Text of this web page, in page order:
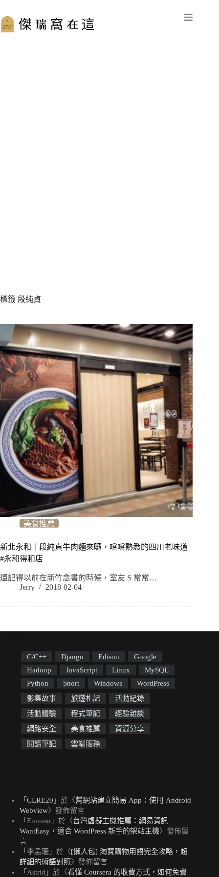
至
主
標籤 段純貞
美食推薦
新北永和｜段純貞牛肉麵來囉，嚐嚐熟悉的四川老味道
#永和得和店
還記得以前在新竹念書的時候，室友 S 常常…
Jerry
2018-02-04
C/C++ Django Edison
Google
Hadoop
JavaScript Linux
MySQL
Python
Snort Windows
WordPress
影集故事
旅遊札記
活動紀錄
活動體驗
程式筆記
經驗雜談
網路安全
美食推薦
資源分享
閱讀筆記
雲端服務
「 CLRE20 」於〈幫網站建立簡易 App：使用 Android
Webview〉發佈留言
「 Emumu 」於〈台灣虛擬主機推薦：網易資訊
WantEasy，適合 WordPress 新手的架站主機〉發佈留
言
「 李孟珊 」於〈[懶人包] 淘寶購物用語完全攻略，超
詳細的術語對照〉發佈留言
「 Astrid 」於〈看懂 Coursera 的收費方式，如何免費